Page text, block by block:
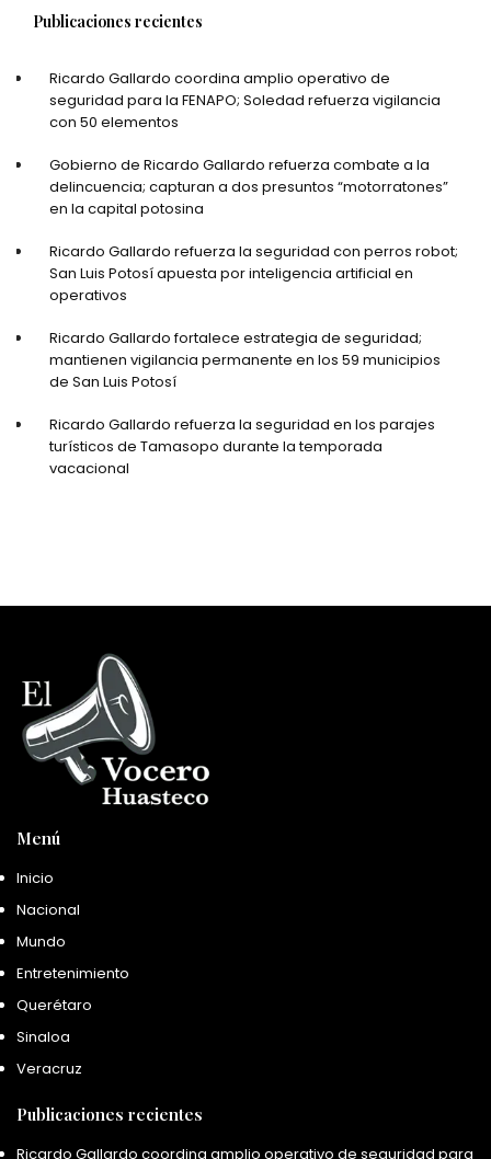
Publicaciones recientes
Ricardo Gallardo coordina amplio operativo de
seguridad para la FENAPO; Soledad refuerza vigilancia
con 50 elementos
Gobierno de Ricardo Gallardo refuerza combate a la
delincuencia; capturan a dos presuntos “motorratones”
en la capital potosina
Ricardo Gallardo refuerza la seguridad con perros robot;
San Luis Potosí apuesta por inteligencia artificial en
operativos
Ricardo Gallardo fortalece estrategia de seguridad;
mantienen vigilancia permanente en los 59 municipios
de San Luis Potosí
Ricardo Gallardo refuerza la seguridad en los parajes
turísticos de Tamasopo durante la temporada
vacacional
Menú
Inicio
Nacional
Mundo
Entretenimiento
Querétaro
Sinaloa
Veracruz
Publicaciones recientes
Ricardo Gallardo coordina amplio operativo de seguridad para